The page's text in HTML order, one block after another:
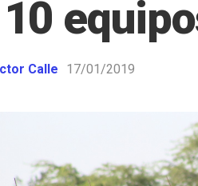
Calle 17/01/2019